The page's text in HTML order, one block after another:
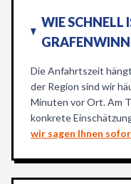
WIE SCHNELL
GRAFENWINN
Die Anfahrtszeit
der Region sind wir
Minuten vor Ort. Am
konkrete
wir sagen Ihnen